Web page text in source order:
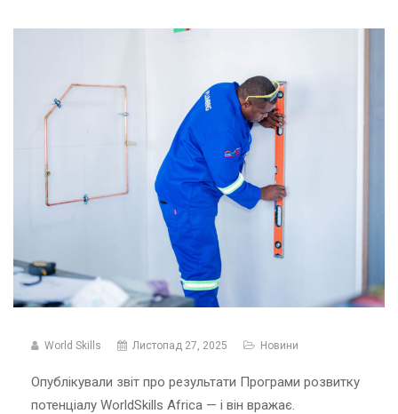
World Skills Листопад 27, 2025 Новини
Опублікували звіт про результати Програми розвитку
потенціалу WorldSkills Africa — і він вражає.